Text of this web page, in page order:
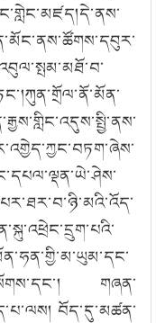
གཞན་
བོད་དུ་མཚན་